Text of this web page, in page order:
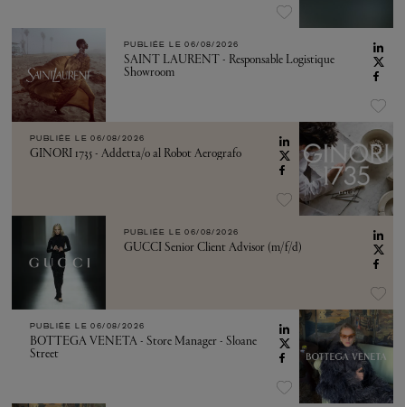
PUBLIÉE LE 06/08/2026
SAINT LAURENT - Responsable Logistique
Showroom
PUBLIÉE LE 06/08/2026
GINORI 1735 - Addetta/o al Robot Aerografo
PUBLIÉE LE 06/08/2026
GUCCI Senior Client Advisor (m/f/d)
PUBLIÉE LE 06/08/2026
BOTTEGA VENETA - Store Manager - Sloane
Street